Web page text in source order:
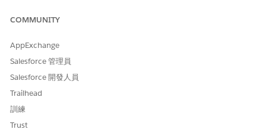
「地址更新」子代理程式會取回與客戶相關聯的所有地址、提示
案。
「費用撤銷」子代理程式會收集財務帳戶詳細資料、顯示所有相
關費用交易,並提示使用者選取特定交易以建立要撤銷的個案。
子工作人員:要求貸款支出對帳單
「要求貸款支出單」子工作人員會收集詳細資料,例如所選貸款
COMMUNITY
AppExchange
Salesforce 管理員
Salesforce 開發人員
Trailhead
訓練
Trust